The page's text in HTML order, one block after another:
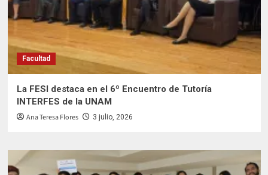
Facultad
La FESI destaca en el 6º Encuentro de Tutoría
INTERFES de la UNAM
Ana Teresa Flores 3 julio, 2026